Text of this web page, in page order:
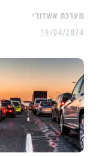
מערכת אשדודי
19/04/2024